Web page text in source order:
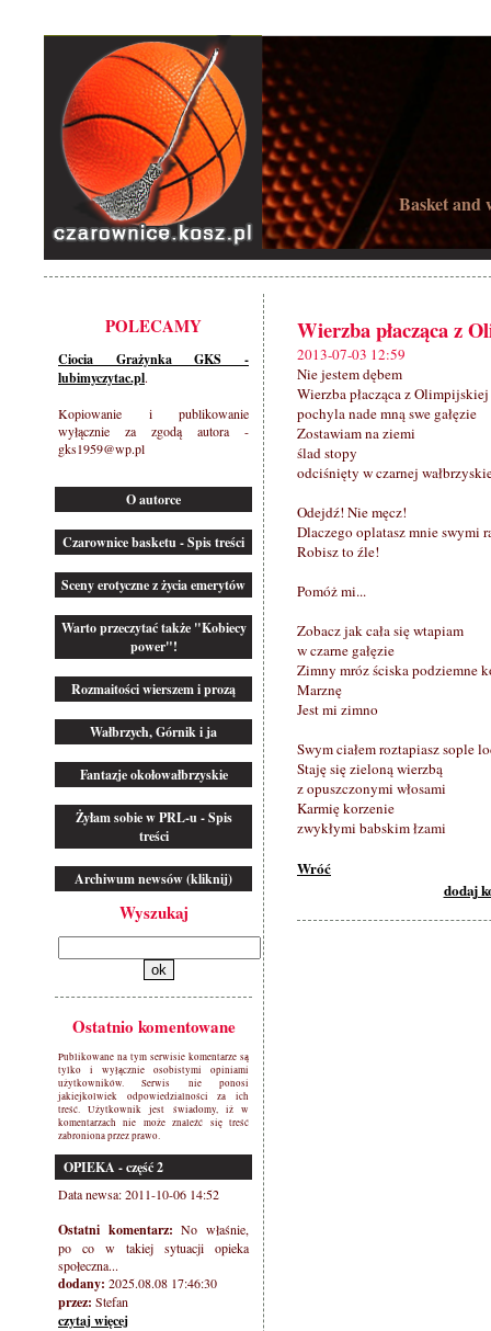
Basket and
POLECAMY
Ciocia Grażynka GKS -
lubimyczytac.pl.
Kopiowanie i publikowanie
wyłącznie za zgodą autora -
gks1959@wp.pl
O autorce
Czarownice basketu - Spis treści
Sceny erotyczne z życia emerytów
Warto przeczytać także "Kobiecy
power"!
Rozmaitości wierszem i prozą
Wałbrzych, Górnik i ja
Fantazje okołowałbrzyskie
Żyłam sobie w PRL-u - Spis
treści
Archiwum newsów (kliknij)
Wyszukaj
Ostatnio komentowane
Publikowane na tym serwisie komentarze są
tylko i wyłącznie osobistymi opiniami
użytkowników. Serwis nie ponosi
jakiejkolwiek odpowiedzialności za ich
treść. Użytkownik jest świadomy, iż w
komentarzach nie może znaleźć się treść
zabroniona przez prawo.
OPIEKA - część 2
Data newsa: 2011-10-06 14:52
Ostatni komentarz: No właśnie,
po co w takiej sytuacji opieka
społeczna...
dodany: 2025.08.08 17:46:30
przez: Stefan
czytaj więcej
Wierzba płacząca z
2013-07-03 12:59
Nie jestem dębem
Wierzba płacząca z Olimpijskiej
pochyla nade mną swe gałęzie
Zostawiam na ziemi
ślad stopy
odciśnięty w czarnej
Odejdź! Nie męcz!
Dlaczego oplatasz mnie swymi
Robisz to źle!
Pomóż mi...
Zobacz jak cała się wtapiam
w czarne gałęzie
Zimny mróz ściska podziemne
Marznę
Jest mi zimno
Swym ciałem roztapiasz sople
Staję się zieloną wierzbą
z opuszczonymi włosami
Karmię korzenie
zwykłymi babskim łzami
Wróć
dodaj